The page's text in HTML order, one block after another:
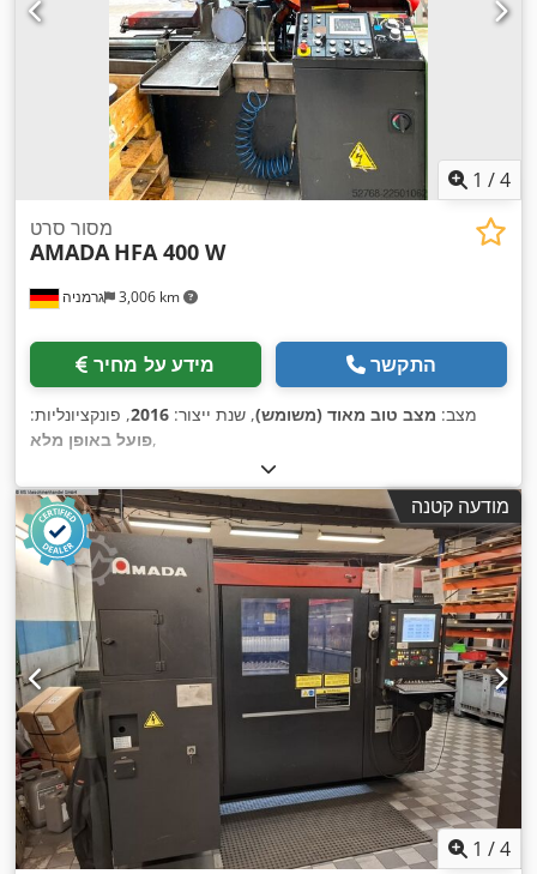
1 /4
גרמניה 3,006 km
מסור סרט
AMADA HFA 400 W
מידע על מחיר התקשר
מצב: מצב טוב מאוד (משומש), שנת ייצור: 2016, פונקציונליות:
פועל באופן מלא,
מודעה קטנה
1 /4